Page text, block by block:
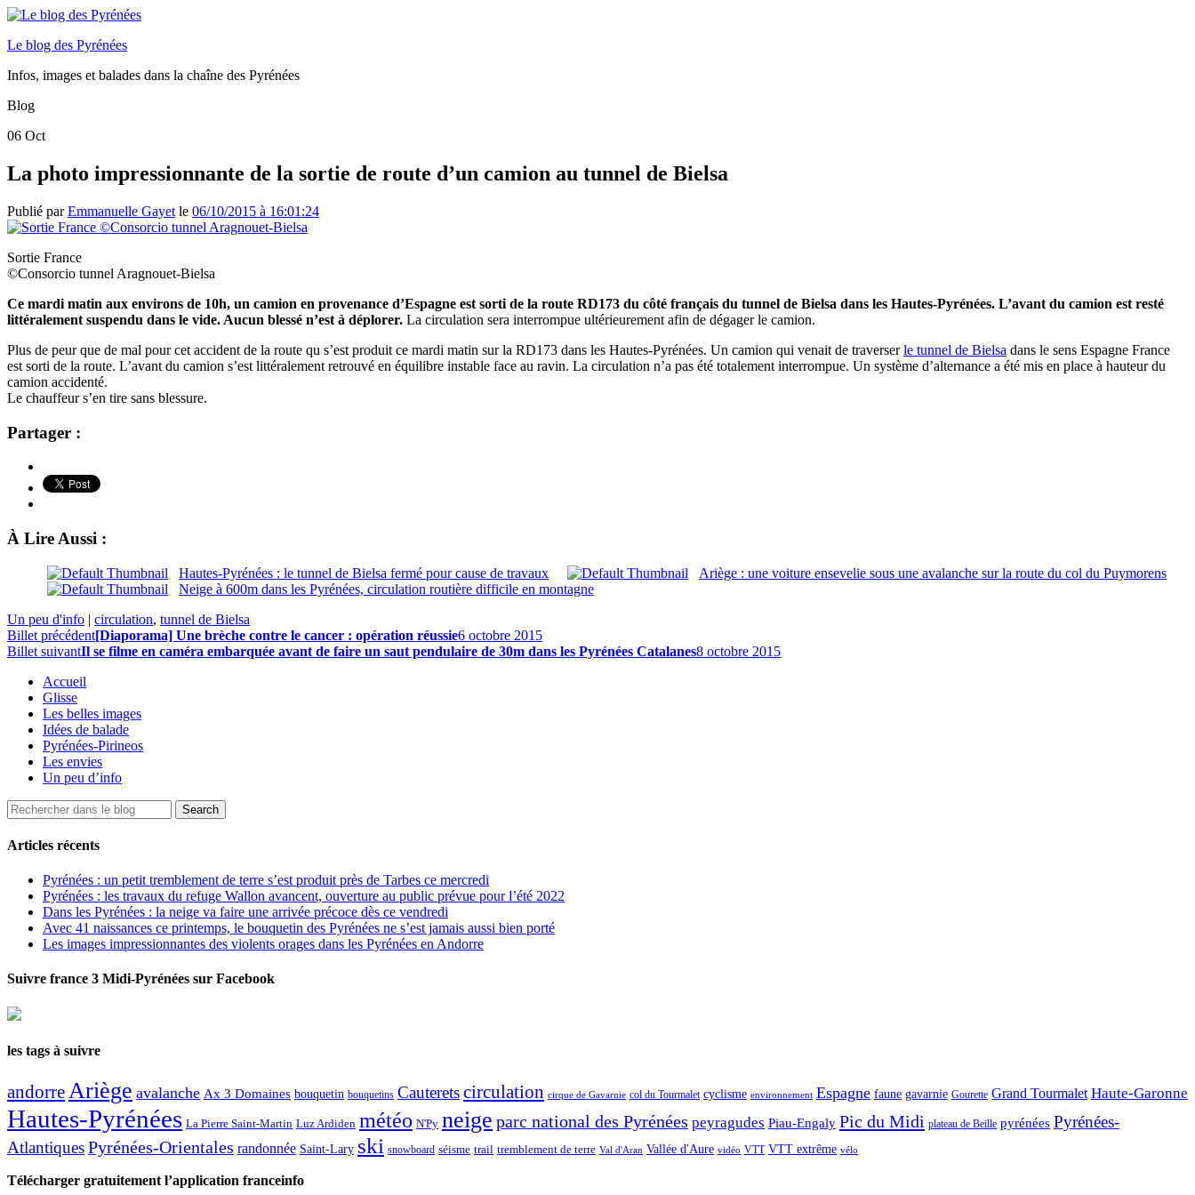
Le blog des Pyrénées
Infos, images et balades dans la chaîne des Pyrénées
Blog
06 Oct
La photo impressionnante de la sortie de route d’un camion au tunnel de Bielsa
Publié parEmmanuelle Gayet le 06/10/2015 à 16:01:24
Sortie France
©Consorcio tunnel Aragnouet-Bielsa
Ce mardi matin aux environs de 10h, un camion en provenance d’Espagne est sorti de la route RD173 du côté français du tunnel de Bielsa dans les Hautes-Pyrénées. L’avant du camion est resté
littéralement suspendu dans le vide. Aucun blessé n’est à déplorer. La circulation sera interrompue ultérieurement afin de dégager le camion.
Plus de peur que de mal pour cet accident de la route qu s’est produit ce mardi matin sur la RD173 dans les Hautes-Pyrénées. Un camion qui venait de traverserle tunnel de Bielsa dans le sens Espagne France
est sorti de la route. L’avant du camion s’est littéralement retrouvé en équilibre instable face au ravin. La circulation n’a pas été totalement interrompue. Un système d’alternance a été mis en place à hauteur du
camion accidenté.
Le chauffeur s’en tire sans blessure.
Partager :
À Lire Aussi :
Hautes-Pyrénées : le tunnel de Bielsa fermé pour cause de travaux
Ariège : une voiture ensevelie sous une avalanche sur la route du col du Puymorens
Neige à 600m dans les Pyrénées, circulation routière difficile en montagne
Un peu d'info | circulation, tunnel de Bielsa
Billet précédent[Diaporama] Une brèche contre le cancer : opération réussie6 octobre 2015
Billet suivantIl se filme en caméra embarquée avant de faire un saut pendulaire de 30m dans les Pyrénées Catalanes8 octobre 2015
Accueil
Glisse
Les belles images
Idées de balade
Pyrénées-Pirineos
Les envies
Un peu d’info
Articles récents
Pyrénées : un petit tremblement de terre s’est produit près de Tarbes ce mercredi
Pyrénées : les travaux du refuge Wallon avancent, ouverture au public prévue pour l’été 2022
Dans les Pyrénées : la neige va faire une arrivée précoce dès ce vendredi
Avec 41 naissances ce printemps, le bouquetin des Pyrénées ne s’est jamais aussi bien porté
Les images impressionnantes des violents orages dans les Pyrénées en Andorre
Suivre france 3 Midi-Pyrénées sur Facebook
les tags à suivre
andorreAriège avalanche Ax 3 Domaines bouquetin bouquetins Cauteretscirculation cirque de Gavarnie col du Tourmalet cyclisme environnement Espagne faune gavarnie Gourette Grand Tourmalet Haute-Garonne
Hautes-Pyrénées La Pierre Saint-Martin Luz Ardiden météo N'Py neige parc national des Pyrénées peyragudes Piau-Engaly Pic du Midi plateau de Beille pyrénées Pyrénées-
AtlantiquesPyrénées-Orientales randonnée Saint-Lary ski snowboard séisme trail tremblement de terre Val d'Aran Vallée d'Aure vidéo VTT VTT extrême vélo
Télécharger gratuitement l’application franceinfo